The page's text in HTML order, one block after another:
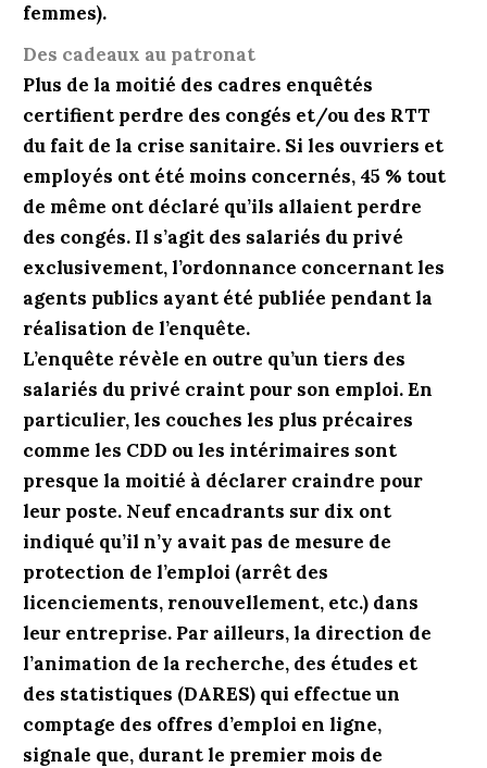
femmes).
Des cadeaux au patronat
Plus de la moitié des cadres enquêtés
certifient perdre des congés et/ou des RTT
du fait de la crise sanitaire. Si les ouvriers et
employés ont été moins concernés, 45 % tout
de même ont déclaré qu’ils allaient perdre
des congés. Il s’agit des salariés du privé
exclusivement, l’ordonnance concernant les
agents publics ayant été publiée pendant la
réalisation de l’enquête.
L’enquête révèle en outre qu’un tiers des
salariés du privé craint pour son emploi. En
particulier, les couches les plus précaires
comme les CDD ou les intérimaires sont
presque la moitié à déclarer craindre pour
leur poste. Neuf encadrants sur dix ont
indiqué qu’il n’y avait pas de mesure de
protection de l’emploi (arrêt des
licenciements, renouvellement, etc.) dans
leur entreprise. Par ailleurs, la direction de
l’animation de la recherche, des études et
des statistiques (DARES) qui effectue un
comptage des offres d’emploi en ligne,
signale que, durant le premier mois de